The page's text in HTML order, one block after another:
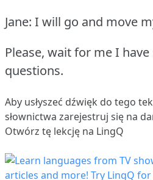
Jane: I will go and move
Please, wait for me I
questions.
Aby usłyszeć dźwięk do tego
słownictwa zarejestruj się na
Otwórz tę lekcję na LingQ